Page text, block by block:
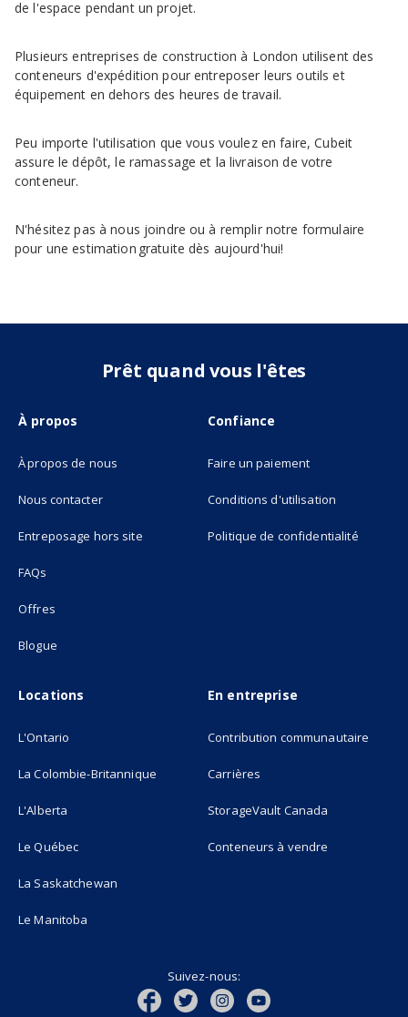
de l'espace pendant un projet.
Plusieurs entreprises de construction à London utilisent des
conteneurs d'expédition pour entreposer leurs outils et
équipement en dehors des heures de travail.
Peu importe l'utilisation que vous voulez en faire, Cubeit
assure le dépôt, le ramassage et la livraison de votre
conteneur.
N'hésitez pas à nous joindre ou à remplir notre formulaire
pour une estimation gratuite dès aujourd'hui!
Prêt quand vous l'êtes
À propos
À propos de nous
Nous contacter
Entreposage hors site(opens in new tab)
FAQs
Offres
Blogue
Confiance
Faire un paiement
Conditions d'utilisation
Politique de confidentialité
Locations
L'Ontario
La Colombie-Britannique
L'Alberta
Le Québec
La Saskatchewan
Le Manitoba
En entreprise
Contribution communautaire
Carrières
StorageVault Canada
Conteneurs à vendre
Suivez-nous: